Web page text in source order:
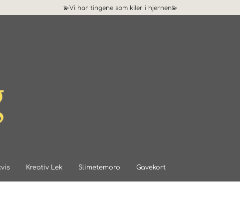
💫Vi har tingene som kiler i hjernen💫
Kreativ Lek Slimetemoro Gavekort